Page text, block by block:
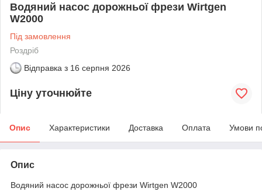
Водяний насос дорожньої фрези Wirtgen
W2000
Під замовлення
Роздріб
Відправка з 16 серпня 2026
Ціну уточнюйте
Опис Характеристики Доставка Оплата Умови
Опис
Водяний насос дорожньої фрези Wirtgen W2000